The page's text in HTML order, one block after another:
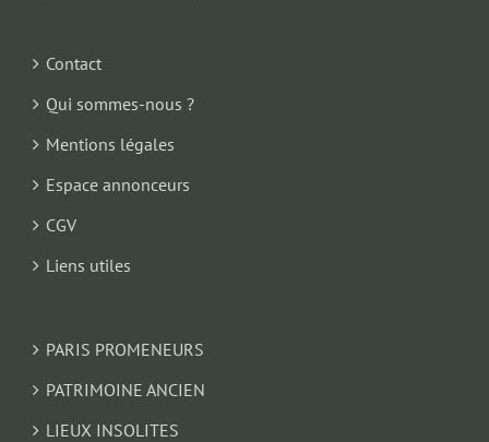
Contact
Qui sommes-nous ?
Mentions légales
Espace annonceurs
CGV
Liens utiles
PARIS PROMENEURS
PATRIMOINE ANCIEN
LIEUX INSOLITES